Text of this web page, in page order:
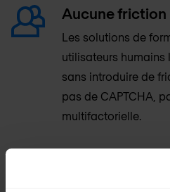
Aucune
Les solutions de
utilisateurs
sans introduire de
pas de CAPTCHA,
multifactorielle.